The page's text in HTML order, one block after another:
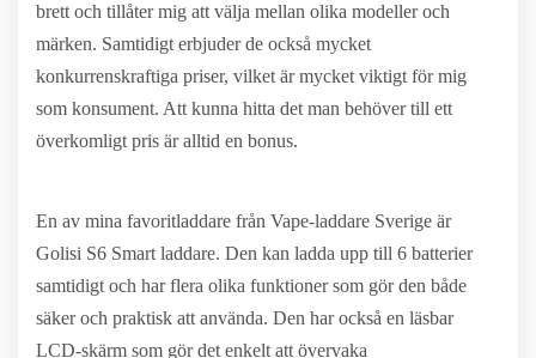
brett och tillåter mig att välja mellan olika modeller och
märken. Samtidigt erbjuder de också mycket
konkurrenskraftiga priser, vilket är mycket viktigt för mig
som konsument. Att kunna hitta det man behöver till ett
överkomligt pris är alltid en bonus.
En av mina favoritladdare från Vape-laddare Sverige är
Golisi S6 Smart laddare. Den kan ladda upp till 6 batterier
samtidigt och har flera olika funktioner som gör den både
säker och praktisk att använda. Den har också en läsbar
LCD-skärm som gör det enkelt att övervaka